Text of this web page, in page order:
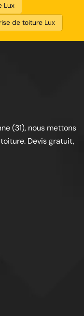
Lux
de toiture Lux
(31), nous mettons
Devis gratuit,